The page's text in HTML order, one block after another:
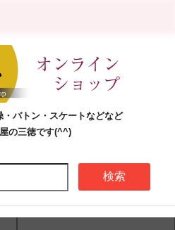
バトン・スケートなどなど
の三徳です(^^)
検索